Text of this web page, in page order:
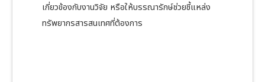
เกี่ยวข้องกับงานวิจัย หรือให้บรรณารักษ์ช่วยชี้แหล่ง
ทรัพยากรสารสนเทศที่ต้องการ